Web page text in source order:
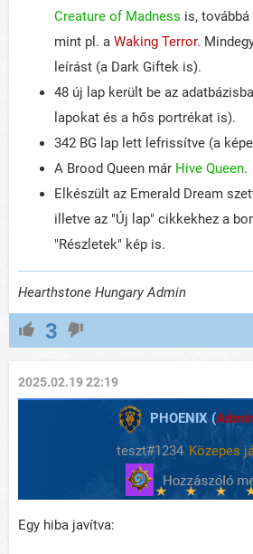
Creature of Madness is,
mint pl. a Waking Terror.
leírást (a Dark Giftek is).
48 új lap került be az
lapokat és a hős portrékat is).
342 BG lap lett lefrissítve (a
A Brood Queen már Hive Queen.
Elkészült az Emerald Dream
illetve az "Új lap" cikkekhez a
"Részletek" kép is.
Hearthstone Hungary Admin
3
2025.02.19 22:19
PHOENIX (
teszt#1234 Közepes
Egy hiba javítva: